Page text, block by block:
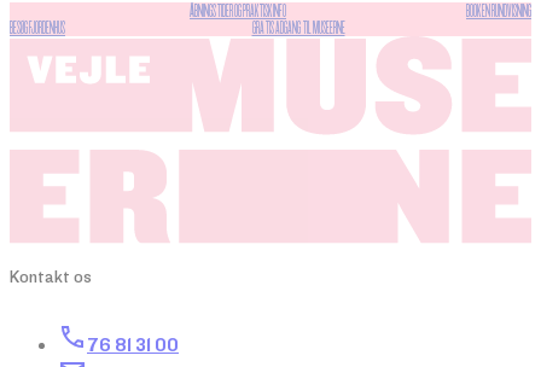
ÅBNINGSTIDER OG PRAKTISK INFO BOOK EN RUNDVISNING
BESØG FJORDENHUS GRATIS ADGANG TIL MUSEERNE
Kontakt os
76 81 31 00